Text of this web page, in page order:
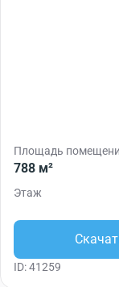
Площадь
788 м²
Этаж
ID: 41259